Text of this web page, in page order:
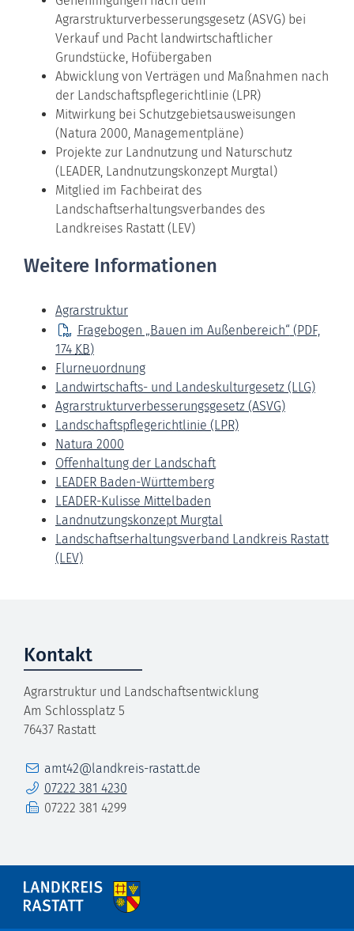
Agrarstrukturverbesserungsgesetz (ASVG) bei
Verkauf und Pacht landwirtschaftlicher
Grundstücke, Hofübergaben
Abwicklung von Verträgen und Maßnahmen nach
der Landschaftspflegerichtlinie (LPR)
Mitwirkung bei Schutzgebietsausweisungen
(Natura 2000, Managementpläne)
Projekte zur Landnutzung und Naturschutz
(LEADER, Landnutzungskonzept Murgtal)
Mitglied im Fachbeirat des
Landschaftserhaltungsverbandes des
Landkreises Rastatt (LEV)
Weitere Informationen
Agrarstruktur
Fragebogen „Bauen im Außenbereich“ (PDF,
174 KB)
Flurneuordnung
Landwirtschafts- und Landeskulturgesetz (LLG)
Agrarstrukturverbesserungsgesetz (ASVG)
Landschaftspflegerichtlinie (LPR)
Natura 2000
Offenhaltung der Landschaft
LEADER Baden-Württemberg
LEADER-Kulisse Mittelbaden
Landnutzungskonzept Murgtal
Landschaftserhaltungsverband Landkreis Rastatt
(LEV)
Kontakt
Agrarstruktur und Landschaftsentwicklung
Am Schlossplatz 5
76437 Rastatt
E-Mailamt42@landkreis-rastatt.de
Telefon07222 381 4230
Fax 07222 381 4299